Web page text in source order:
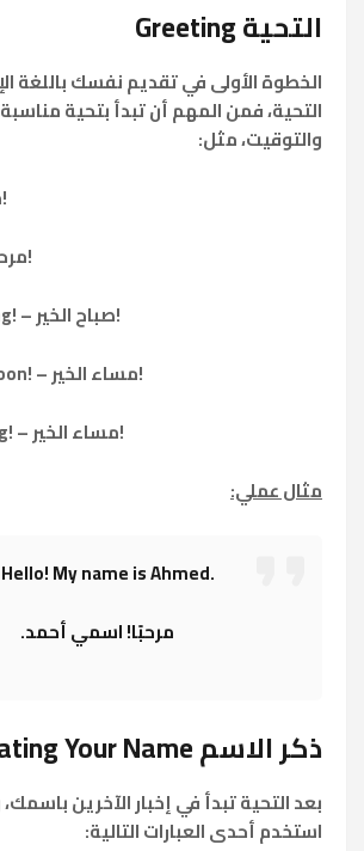
التحية Greeting
الخطوة الأولى في تقديم نفسك باللغة
التحية، فمن المهم أن تبدأ بتحية
والتوقيت، مثل:
💠 Hello! – مرحبًا!
💠 Hi there! – مرحبًا!
💠 Good morning! – صباح الخير!
💠 Good afternoon! – مساء الخير!
💠 Good evening! – مساء الخير!
مثال عملي:
My name is Ahmed.
مرحبًا! اسمي أحمد.
ذكر الاسم Stating Your Name
بعد التحية تبدأ في إخبار الآخرين
استخدم أحدى العبارات التالية: